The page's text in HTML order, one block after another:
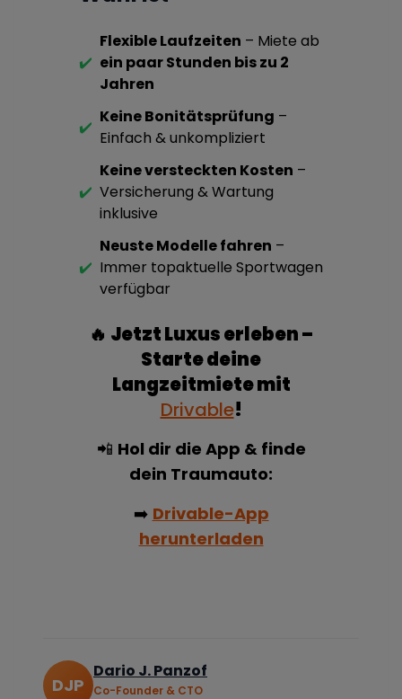
✔️
Flexible Laufzeiten – Miete ab
ein paar Stunden bis zu 2
Jahren
✔️
Keine Bonitätsprüfung –
Einfach & unkompliziert
✔️
Keine versteckten Kosten –
Versicherung & Wartung
inklusive
✔️
Neuste Modelle fahren –
Immer topaktuelle Sportwagen
verfügbar
🔥 Jetzt Luxus erleben –
Starte deine
Langzeitmiete mit
Drivable!
📲 Hol dir die App & finde
dein Traumauto:
➡️ Drivable-App
herunterladen
DJP
Dario J. Panzof
Co-Founder & CTO